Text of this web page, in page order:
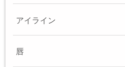
アイライン
唇